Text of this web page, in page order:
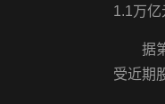
1.1万
据
受近期